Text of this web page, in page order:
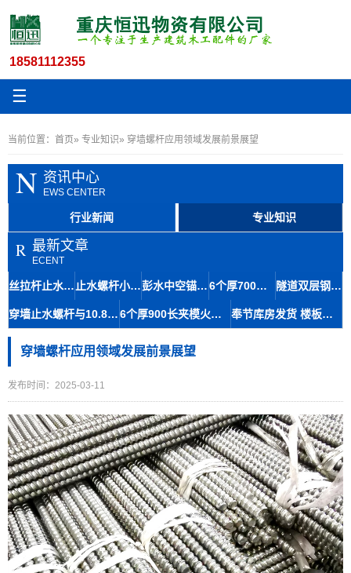
18581112355
☰
当前位置： 首页» 专业知识» 穿墙螺杆应用领域发展前景展望
N 资讯中心
EWS CENTER
行业新闻 专业知识
R 最新文章
ECENT
丝拉杆止水12.5与木工丝杆套管在地铁修建中的材料应用及石柱存储便捷性 止水螺杆小14丝杆木工房屋建筑材料九龙坡区生产速度快 彭水中空锚杆及14.5粗牙对拉螺杆止水拉杆螺栓快速生产技术 6个厚700长步步紧头工地建始火钩厂家扒钩型夹具专业知识 隧道双层钢筋马凳筋8-110工艺成熟间距稳定铜仁库房发货
穿墙止水螺杆与10.8对拉丝杆在大坝施工中的应用及体积优势 6个厚900长夹模火钩建筑专用夹具南江丝杆厂家规格齐全 奉节库房发货 楼板马镫人字形马凳6-140 成本经济提升结构强度
穿墙螺杆应用领域发展前景展望
发布时间：2025-03-11